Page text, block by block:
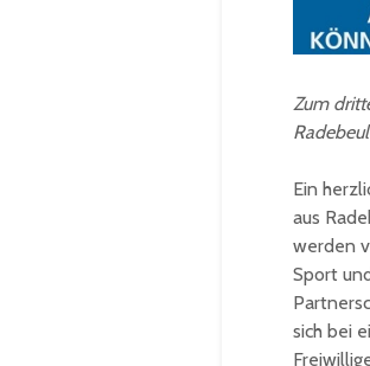
Zum
Ein
aus
werden
Sport
sich bei